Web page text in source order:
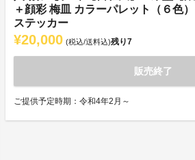
＋顔彩 梅皿 カラーパレット（６色
ステッカー
¥20,000 (税込/送料込)残り7
販売終了
ご提供予定時期：令和4年2月～